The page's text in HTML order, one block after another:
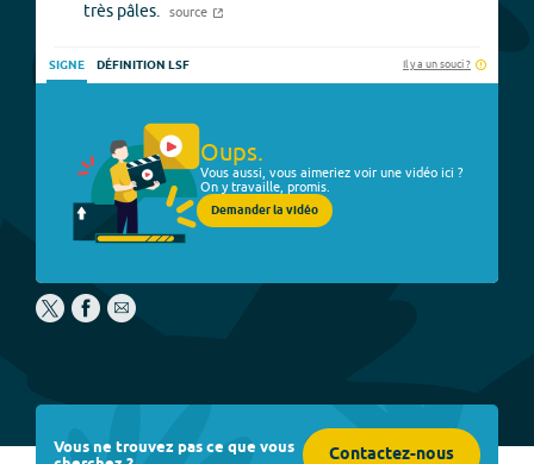
très pâles.
source
SIGNE DÉFINITION LSF Il y a un souci ?
Oups.
Vous aussi, vous aimeriez voir une vidéo ici ?
On y travaille, promis.
Demander la vidéo
Vous ne trouvez pas ce que vous Contactez-nous